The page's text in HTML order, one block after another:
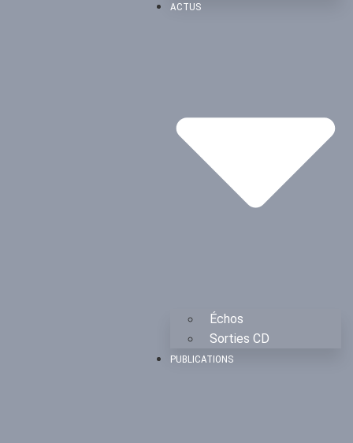
ACTUS
Échos
Sorties CD
PUBLICATIONS